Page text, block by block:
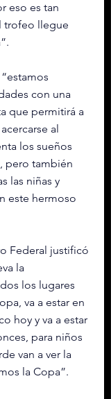
eso es tan
trofeo llegue
con una
que permitirá a
al
los sueños
pero también
las niñas y
este hermoso
Federal justificó
la
los lugares
va a estar en
hoy y va a estar
para niños
van a ver la
la Copa”.